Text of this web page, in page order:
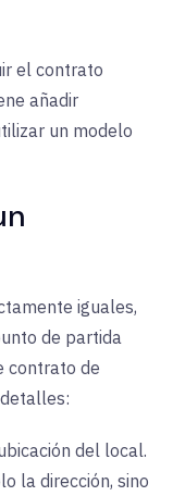
el contrato
añadir
un modelo
iguales,
de partida
contrato de
del local.
la dirección, sino